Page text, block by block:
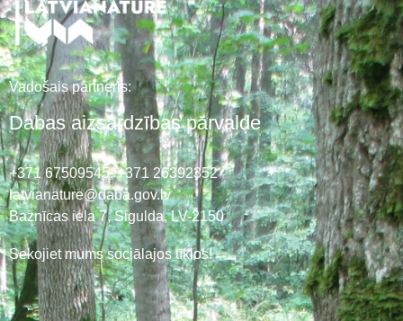
Vadošais partneris:
Dabas aizsardzības pārvalde
+371 67509545,+371 26392352
latvianature@daba.gov.lv
Baznīcas iela 7, Sigulda, LV-2150
Sekojiet mums sociālajos tīklos!